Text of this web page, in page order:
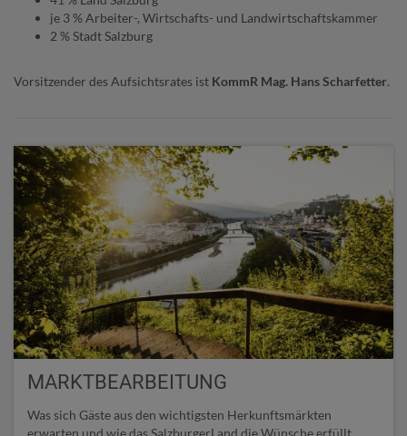
je 3 % Arbeiter-, Wirtschafts- und Landwirtschaftskammer
2 % Stadt Salzburg
Vorsitzender des Aufsichtsrates ist KommR Mag. Hans Scharfetter.
MARKTBEARBEITUNG
Was sich Gäste aus den wichtigsten Herkunftsmärkten
erwarten und wie das SalzburgerLand die Wünsche erfüllt.